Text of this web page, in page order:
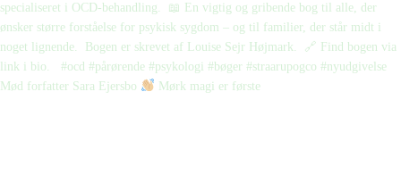
Mød forfatter Sara Ejersbo Mørk magi er første